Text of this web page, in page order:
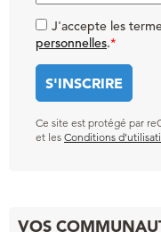
J'accepte les
personnelles.*
Ce site est protégé par
et les Conditions
VOS